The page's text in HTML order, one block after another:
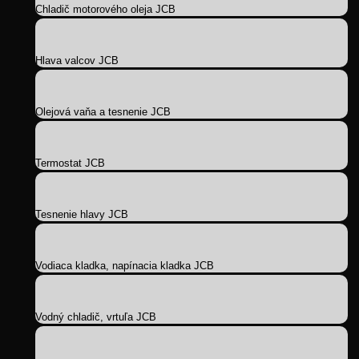
Chladič motorového oleja JCB
Hlava valcov JCB
Olejová vaňa a tesnenie JCB
Termostat JCB
Tesnenie hlavy JCB
Vodiaca kladka, napínacia kladka JCB
Vodný chladič, vrtuľa JCB